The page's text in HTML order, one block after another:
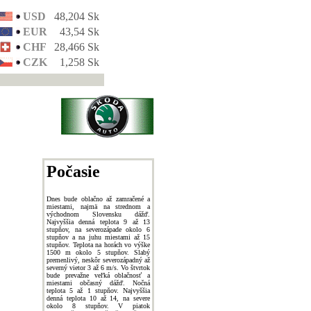
USD
48,204 Sk
EUR
43,54 Sk
CHF
28,466 Sk
CZK
1,258 Sk
Počasie
Dnes bude oblačno až zamračené a
miestami, najmä na strednom a
východnom Slovensku dážď.
Najvyššia denná teplota 9 až 13
stupňov, na severozápade okolo 6
stupňov a na juhu miestami až 15
stupňov. Teplota na horách vo výške
1500 m okolo 5 stupňov. Slabý
premenlivý, neskôr severozápadný až
severný vietor 3 až 6 m/s. Vo štvrtok
bude prevažne veľká oblačnosť a
miestami občasný dážď. Nočná
teplota 5 až 1 stupňov. Najvyššia
denná teplota 10 až 14, na severe
okolo 8 stupňov. V piatok